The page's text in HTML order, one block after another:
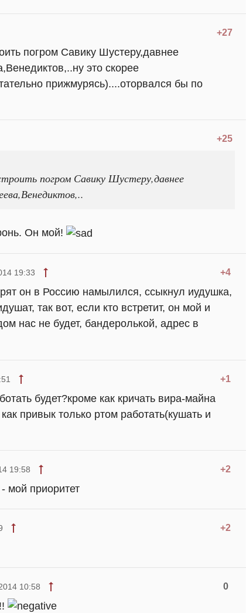
+27
погром Савику Шустеру,давнее
это скорее
прижмурясь)....оторвался бы по
+25
погром Савику Шустеру,давнее
Он мой!
+4
19:33
он в Россию намылился, ссыкнул иудушка,
так вот, если кто встретит, он мой и
нас не будет, бандеролькой, адрес в
+1
будет?кроме как кричать вира-майна
привык только ртом работать(кушать и
+2
19:58
мой приоритет
+2
0
10:58